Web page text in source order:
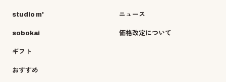
studio m'
sobokai
ギフト
おすすめ
ニュース
価格改定について